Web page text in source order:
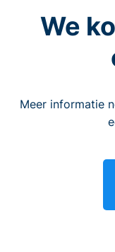
We
Meer informatie